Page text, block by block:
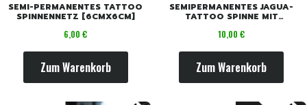
SEMI-PERMANENTES TATTOO
SPINNENNETZ [6CMX6CM]
Preis
6,00 €
Zum Warenkorb
SEMIPERMANENTES JAGUA-
TATTOO SPINNE MIT
CM]
Preis
10,00 €
Zum Warenkorb